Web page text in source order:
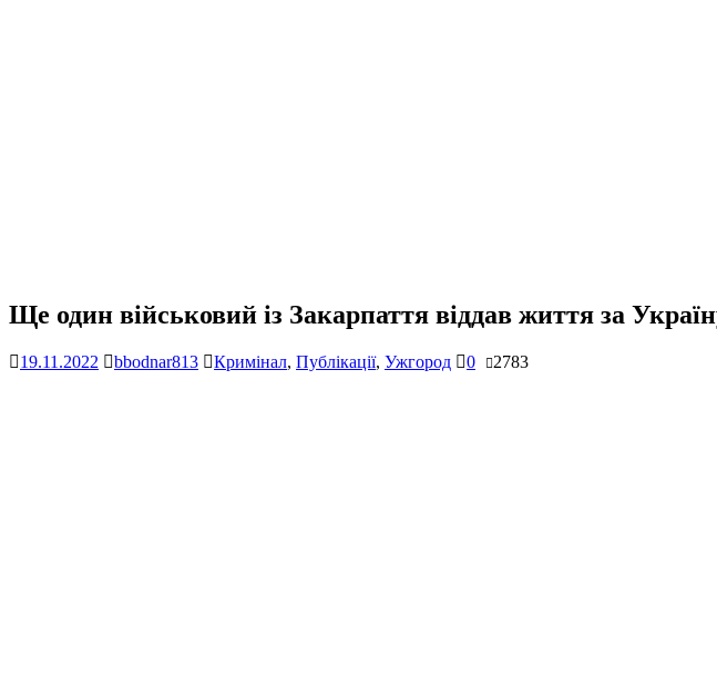
Ще один військовий із Закарпаття віддав життя за
19.11.2022 bbodnar813 Кримінал, Публікації, Ужгород 0 2783